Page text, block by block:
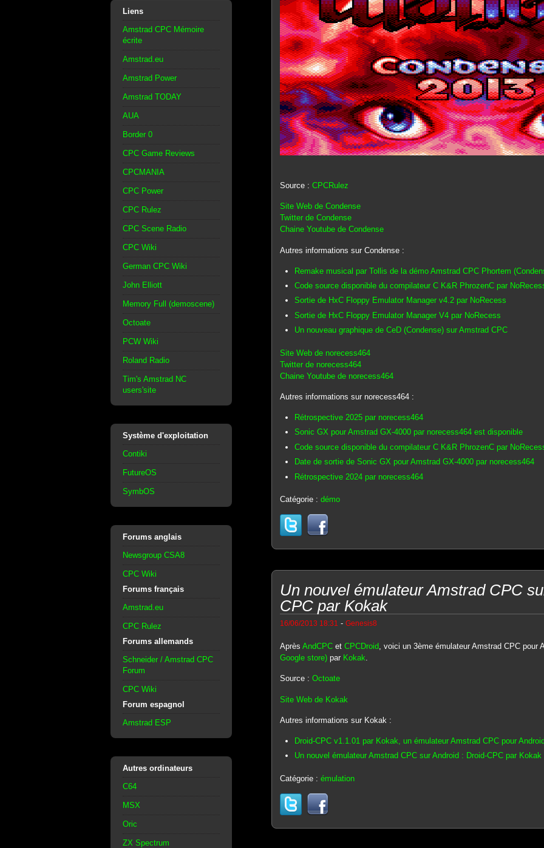
Liens
Amstrad CPC Mémoire
écrite
Amstrad.eu
Amstrad Power
Amstrad TODAY
AUA
Border 0
CPC Game Reviews
CPCMANIA
CPC Power
CPC Rulez
CPC Scene Radio
CPC Wiki
German CPC Wiki
John Elliott
Memory Full (demoscene)
Octoate
PCW Wiki
Roland Radio
Tim's Amstrad NC
users'site
Système d'exploitation
Contiki
FutureOS
SymbOS
Forums anglais
Newsgroup CSA8
CPC Wiki
Forums français
Amstrad.eu
CPC Rulez
Forums allemands
Schneider / Amstrad CPC
Forum
CPC Wiki
Forum espagnol
Amstrad ESP
Autres ordinateurs
C64
MSX
Oric
ZX Spectrum
Source : CPCRulez
Site Web de Condense
Twitter de Condense
Chaine Youtube de Condense
Autres informations sur Condense :
Remake musical par Tollis de la démo Amstrad CPC Phortem
Code source disponible du compilateur C K&R PhrozenC par
Sortie de HxC Floppy Emulator Manager v4.2 par NoRecess
Sortie de HxC Floppy Emulator Manager V4 par NoRecess
Un nouveau graphique de CeD (Condense) sur Amstrad CPC
Site Web de norecess464
Twitter de norecess464
Chaine Youtube de norecess464
Autres informations sur norecess464 :
Rétrospective 2025 par norecess464
Sonic GX pour Amstrad GX-4000 par norecess464 est disponible
Code source disponible du compilateur C K&R PhrozenC par
Date de sortie de Sonic GX pour Amstrad GX-4000 par norecess464
Rétrospective 2024 par norecess464
Catégorie : démo
Un nouvel émulateur Amstrad CPC
CPC par Kokak
16/06/2013 18:31 - Genesis8
Après AndCPCet CPCDroid , voici un 3ème émulateur Amstrad CPC pour
Google store)par Kokak
Source : Octoate
Site Web de Kokak
Autres informations sur Kokak :
Droid-CPC v1.1.01 par Kokak, un émulateur Amstrad CPC pour Android
Un nouvel émulateur Amstrad CPC sur Android : Droid-CPC par Kokak
Catégorie : émulation